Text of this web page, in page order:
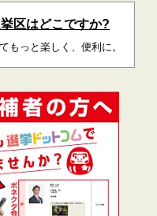
区はどこですか?
もっと楽しく、便利に。